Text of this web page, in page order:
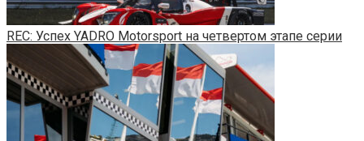
REC: Успех YADRO Motorsport на четвертом этапе серии